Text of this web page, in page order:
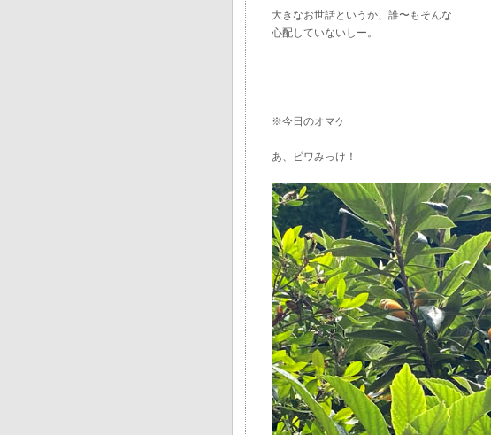
大きなお世話というか、誰〜もそんな
心配していないしー。
※今日のオマケ
あ、ビワみっけ！